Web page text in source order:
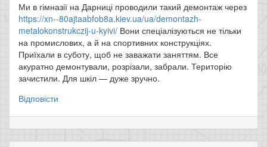
Ми в гімназії на Дарниці проводили такий демонтаж через
https://xn--80ajtaabfob8a.kiev.ua/ua/demontazh-
metalokonstrukczij-u-kyivi/ Вони спеціалізуються не тільки
на промислових, а й на спортивних конструкціях.
Приїхали в суботу, щоб не заважати заняттям. Все
акуратно демонтували, розрізали, забрали. Територію
зачистили. Для шкіл — дуже зручно.
Відповісти